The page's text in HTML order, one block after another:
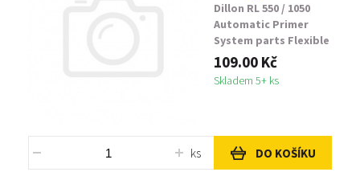
Dillon RL 550 / 1050
Automatic Primer
System parts Flexible
Orifice, Small
109.00 Kč
Skladem 5+ ks
ks DO KOŠÍKU